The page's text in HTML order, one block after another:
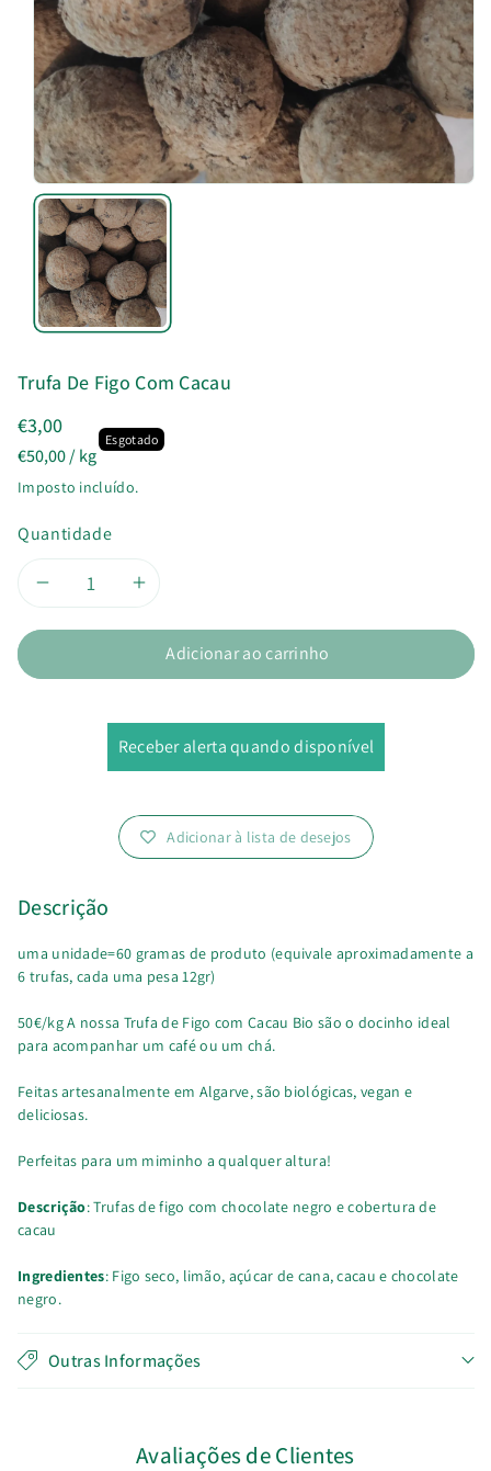
u
t
o
Trufa De Figo Com Cacau
€3,00
Preço
unitário
€50,00/por
kg
Esgotado
Imposto incluído.
Quantidade
Diminuir
Figo
Cacau
Aumentar
de
de
Cacau
Adicionar ao carrinho
Receber alerta quando disponível
Adicionar à lista de desejos
Descrição
uma unidade=60 gramas de produto (equivale aproximadamente a
6 trufas, cada uma pesa 12gr)
50€/kg A nossa Trufa de Figo com Cacau Bio são o docinho ideal
para acompanhar um café ou um chá.
Feitas artesanalmente em Algarve, são biológicas, vegan e
deliciosas.
Perfeitas para um miminho a qualquer altura!
Descrição: Trufas de figo com chocolate negro e cobertura de
cacau
Ingredientes: Figo seco, limão, açúcar de cana, cacau e chocolate
negro.
Outras Informações
Avaliações de Clientes